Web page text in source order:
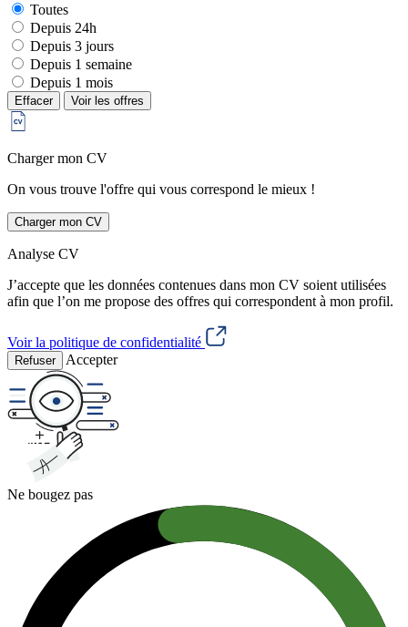
Toutes
Depuis 24h
Depuis 3 jours
Depuis 1 semaine
Depuis 1 mois
Effacer Voir les offres
Charger mon CV
On vous trouve l'offre qui vous correspond le mieux !
Charger mon CV
Analyse CV
J’accepte que les données contenues dans mon CV soient utilisées
afin que l’on me propose des offres qui correspondent à mon profil.
Voir la politique de confidentialité
Refuser Accepter
Ne bougez pas